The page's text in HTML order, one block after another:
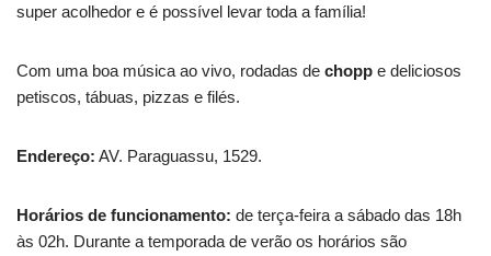
super acolhedor e é possível levar toda a família!
Com uma boa música ao vivo, rodadas de chopp e deliciosos
petiscos, tábuas, pizzas e filés.
Endereço: AV. Paraguassu, 1529.
Horários de funcionamento: de terça-feira a sábado das 18h
às 02h. Durante a temporada de verão os horários são